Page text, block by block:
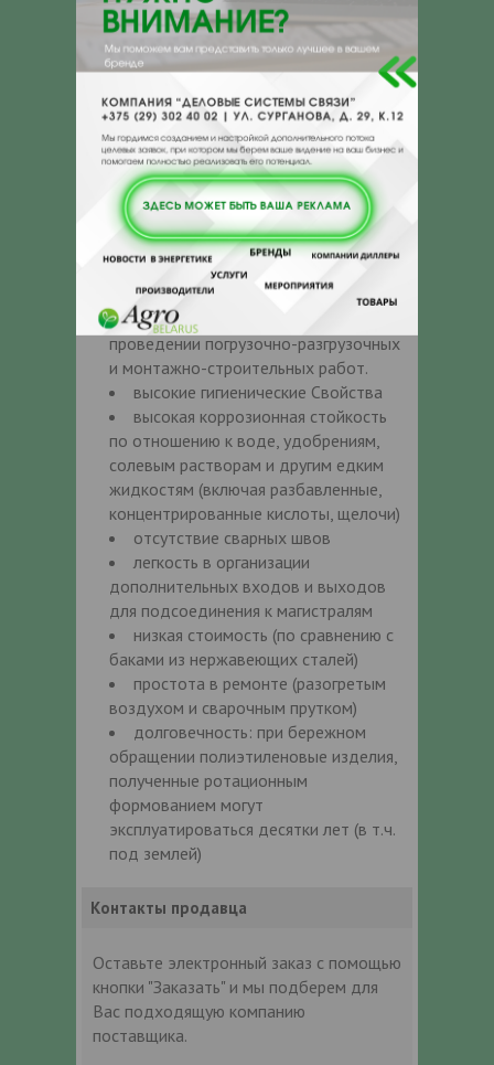
различных климатических зонах (в течение
пяти лет не наблюдается изменения
механических характеристик материала
под воздействием солнечной радиации).
Если пластиковые емкости защитить
навесом или эксплуатировать в закрытом
помещении, то сроки эксплуатации при
условии бережного обращения, могут
достигать десятков лет.
Преимуществами пластиковых баков по
сравнению со стальными являются:
малая масса, легкость в
проведении погрузочно-разгрузочных
и монтажно-строительных работ.
высокие гигиенические Свойства
высокая коррозионная стойкость
по отношению к воде, удобрениям,
солевым растворам и другим едким
жидкостям (включая разбавленные,
концентрированные кислоты, щелочи)
отсутствие сварных швов
легкость в организации
дополнительных входов и выходов
для подсоединения к магистралям
низкая стоимость (по сравнению с
баками из нержавеющих сталей)
простота в ремонте (разогретым
воздухом и сварочным прутком)
долговечность: при бережном
обращении полиэтиленовые изделия,
полученные ротационным
формованием могут
эксплуатироваться десятки лет (в т.ч.
под землей)
Контакты продавца
Оставьте электронный заказ с помощью
кнопки "Заказать" и мы подберем для
Вас подходящую компанию
поставщика.